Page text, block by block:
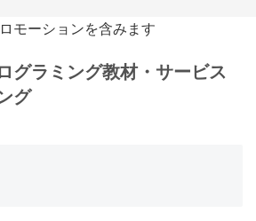
ーションを含みます
グラミング教材・サービス
グ